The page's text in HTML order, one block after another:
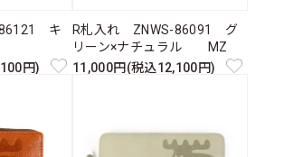
キ
円)
R札入れ ZNWS-86091 グ
リーン×ナチュラル MZ
11,000円(税込12,100円)